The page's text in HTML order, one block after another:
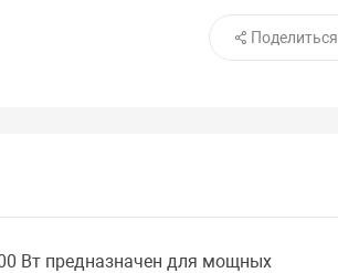
Поделиться
Вт предназначен для мощных